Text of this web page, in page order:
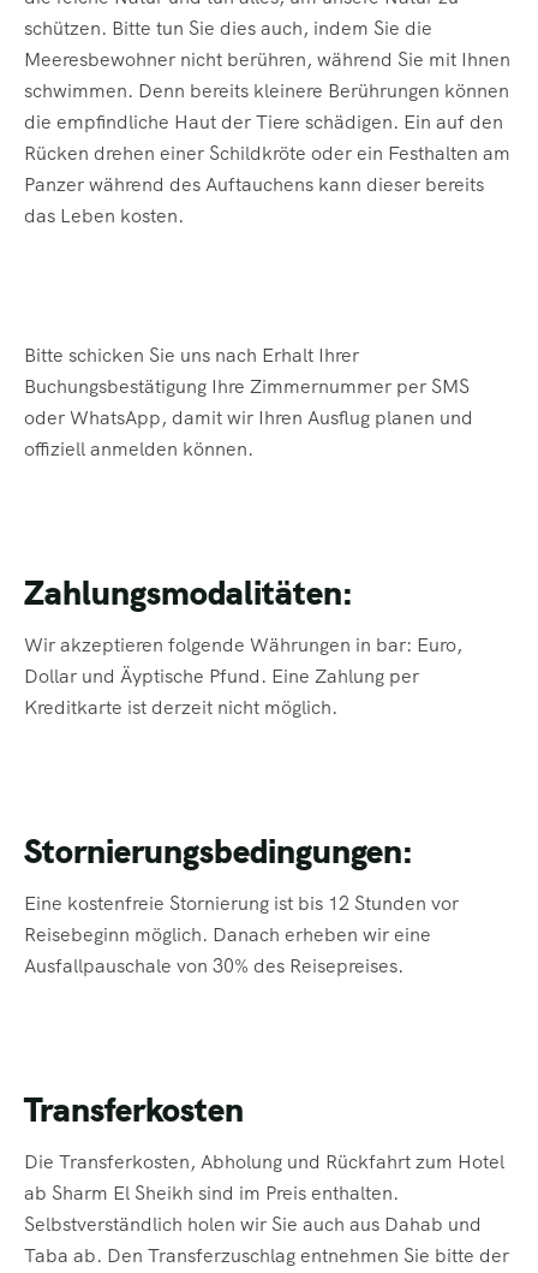
schützen. Bitte tun Sie dies auch, indem Sie die
Meeresbewohner nicht berühren, während Sie mit Ihnen
schwimmen. Denn bereits kleinere Berührungen können
die empfindliche Haut der Tiere schädigen. Ein auf den
Rücken drehen einer Schildkröte oder ein Festhalten am
Panzer während des Auftauchens kann dieser bereits
das Leben kosten.
Bitte schicken Sie uns nach Erhalt Ihrer
Buchungsbestätigung Ihre Zimmernummer per SMS
oder WhatsApp, damit wir Ihren Ausflug planen und
offiziell anmelden können.
Zahlungsmodalitäten:
Wir akzeptieren folgende Währungen in bar: Euro,
Dollar und Äyptische Pfund. Eine Zahlung per
Kreditkarte ist derzeit nicht möglich.
Stornierungsbedingungen:
Eine kostenfreie Stornierung ist bis 12 Stunden vor
Reisebeginn möglich. Danach erheben wir eine
Ausfallpauschale von 30% des Reisepreises.
Transferkosten
Die Transferkosten, Abholung und Rückfahrt zum Hotel
ab Sharm El Sheikh sind im Preis enthalten.
Selbstverständlich holen wir Sie auch aus Dahab und
Taba ab. Den Transferzuschlag entnehmen Sie bitte der